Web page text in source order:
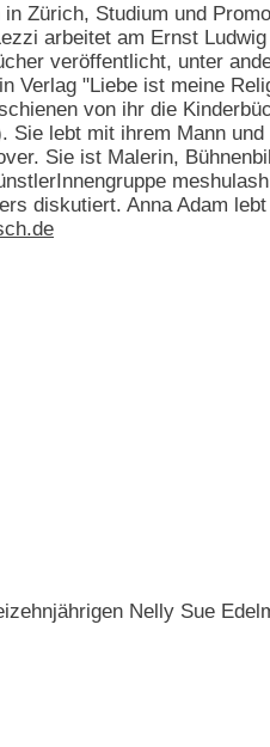
Zürich, Studium und
arbeitet am Ernst
veröffentlicht, unter
Verlag "Liebe ist meine
von ihr die
lebt mit ihrem Mann
Sie ist Malerin,
diskutiert. Anna Adam
Nelly Sue